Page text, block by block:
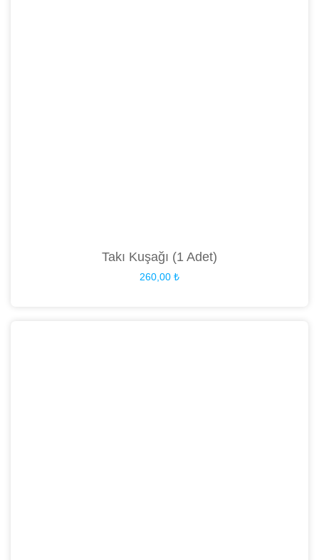
Takı Kuşağı (1 Adet)
260,00 ₺